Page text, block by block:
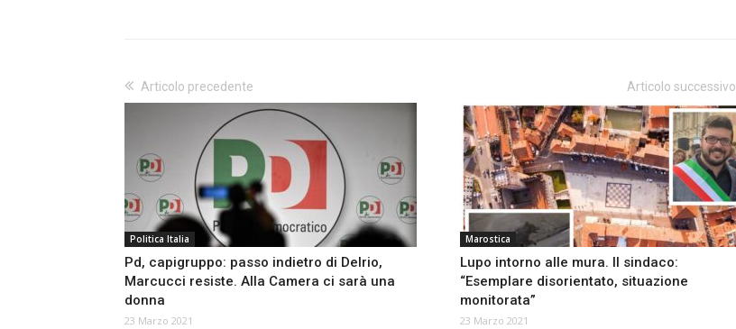
Articolo precedente
Politica Italia
Pd, capigruppo: passo indietro di Delrio,
Marcucci resiste. Alla Camera ci sarà una
donna
23 Marzo 2021
Articolo successivo
Marostica
Lupo intorno alle mura. Il sindaco:
“Esemplare disorientato, situazione
monitorata”
23 Marzo 2021